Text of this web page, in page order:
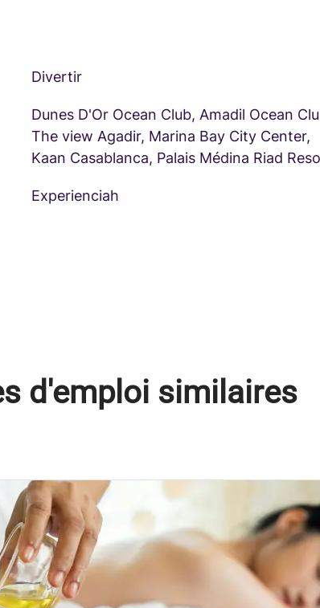
Divertir
Dunes D'Or Ocean Club, Amadil Ocean
The view Agadir, Marina Bay City Center,
Kaan Casablanca, Palais Médina Riad
Experienciah
d'emploi similaires